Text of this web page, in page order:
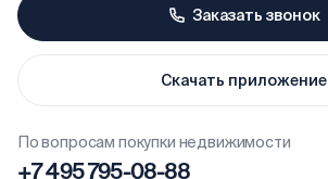
По вопросам покупки недвижимости
+7 495 795-08-88
Скачать приложение
Заказать звонок